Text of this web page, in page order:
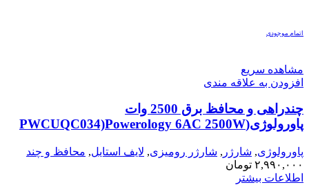
اتمام موجودی
مشاهده سریع
افزودن به علاقه مندی
چندراهی و محافظ برق 2500 وات
پاورولوژی(PWCUQC034)Powerology 6AC 2500W
پاورولوژی, شارژر , شارژر رومیزی, لایف استایل, محافظ و چند
راهی برق,موبایل و تبلت۲,۹۹۰,۰۰۰ تومان
اطلاعات بیشتر